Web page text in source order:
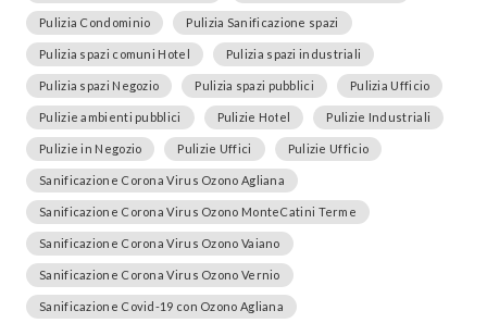
Pulizia Condominio Pulizia Sanificazione spazi
Pulizia spazi comuni Hotel Pulizia spazi industriali
Pulizia spazi Negozio Pulizia spazi pubblici Pulizia Ufficio
Pulizie ambienti pubblici Pulizie Hotel Pulizie Industriali
Pulizie in Negozio Pulizie Uffici Pulizie Ufficio
Sanificazione Corona Virus Ozono Agliana
Sanificazione Corona Virus Ozono MonteCatini Terme
Sanificazione Corona Virus Ozono Vaiano
Sanificazione Corona Virus Ozono Vernio
Sanificazione Covid-19 con Ozono Agliana